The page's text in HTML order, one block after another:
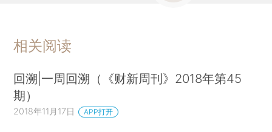
相关阅读
回溯|一周回溯（《财新周刊》2018年第45
期）
2018年11月17日 APP打开